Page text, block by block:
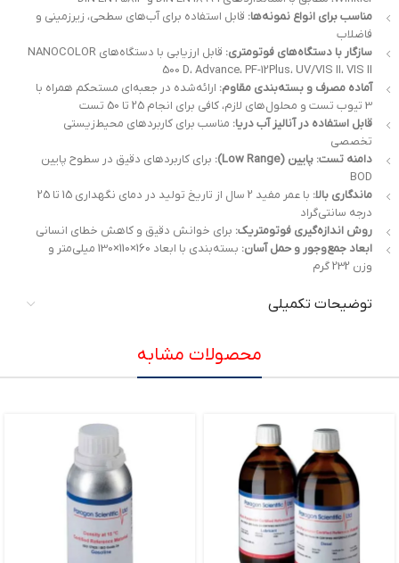
مناسب برای انواع نمونه‌ها: قابل استفاده برای آب‌های سطحی، زیرزمینی و
فاضلاب
سازگار با دستگاه‌های فوتومتری:
قابل ارزیابی با دستگاه‌های NANOCOLOR
500 D، Advance، PF-12Plus، UV/VIS II، VIS II
آماده مصرف و بسته‌بندی مقاوم: ارائه‌شده در جعبه‌ای مستحکم همراه با
3 تیوب تست و محلول‌های لازم، کافی برای انجام 25 تا 50 تست
قابل استفاده در آنالیز آب دریا: مناسب برای کاربردهای محیط‌زیستی
تخصصی
دامنه تست: پایین (Low Range):
برای کاربردهای دقیق در سطوح پایین
BOD
ماندگاری بالا:
با عمر مفید 2 سال از تاریخ تولید در دمای نگهداری 15 تا 25
درجه سانتی‌گراد
روش اندازه‌گیری فوتومتریک: برای خوانش دقیق و کاهش خطای انسانی
ابعاد جمع‌وجور و حمل آسان:
بسته‌بندی با ابعاد 160×110×130 میلی‌متر و
وزن 232 گرم
توضیحات تکمیلی
محصولات مشابه